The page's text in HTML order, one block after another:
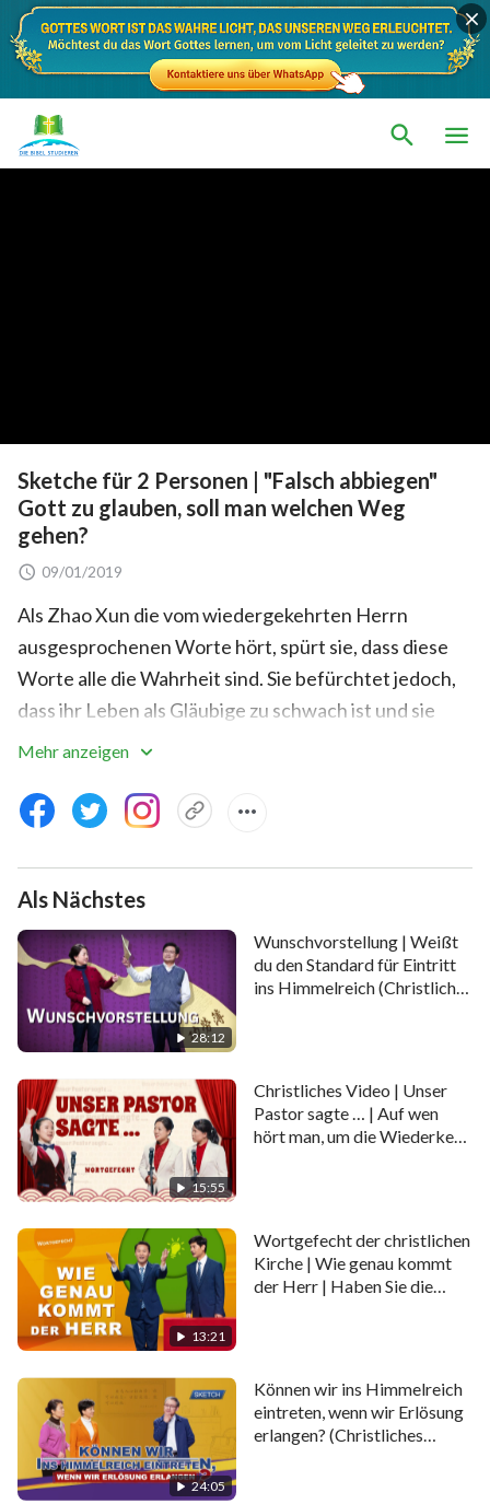
Sketche für 2 Personen | "Falsch abbiegen"
Gott zu glauben, soll man welchen Weg
gehen?
09/01/2019
Als Zhao Xun die vom wiedergekehrten Herrn
ausgesprochenen Worte hört, spürt sie, dass diese
Worte alle die Wahrheit sind. Sie befürchtet jedoch,
dass ihr Leben als Gläubige zu schwach ist und sie
nicht genug Einsicht hat. Daher möchte sie ihren
unerwartet trifft sie auf dem Weg zu seinem Haus
auf Schwester Zheng Lu. Durch Schwester Zhengs
Gemeinschaft zur Wahrheit hat Zhao Xun schließlich
ein Erwachen und erkennt, dass sie, um die
Wiederkunft des Herrn willkommen zu heißen, sich
darauf konzentrieren muss, die Stimme Gottes zu
hören, dass dies der einzige Weg ist, Seinen Spuren zu
folgen. Blindlings die Pastoren und Ältesten zu
verehren und ihnen zu folgen, bedeutet einfach,
falsch abzubiegen.
Mehr anzeigen
Als Nächstes
28:12
Wunschvorstellung | Weißt
du den Standard für Eintritt
ins Himmelreich (Christliches
15:55
Christliches Video | Unser
Pastor sagte … | Auf wen
hört man, um die Wiederkehr
13:21
Wortgefecht der christlichen
Kirche | Wie genau kommt
der Herr | Haben Sie die
24:05
Können wir ins Himmelreich
eintreten, wenn wir Erlösung
erlangen? (Christliches